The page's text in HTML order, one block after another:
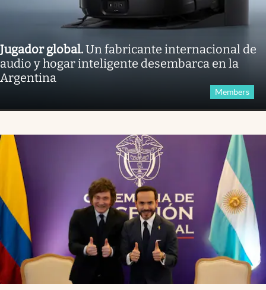
Jugador global.Un fabricante internacional de
audio y hogar inteligente desembarca en la
Argentina
Members